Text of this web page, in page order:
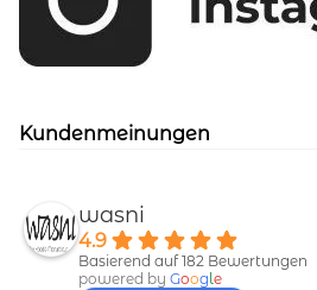
Kundenmeinungen
wasni
4.9
Basierend auf 182 Bewertungen
powered by Google